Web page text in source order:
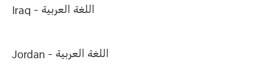
Iraq -اللغة العربية
Jordan -اللغة العربية